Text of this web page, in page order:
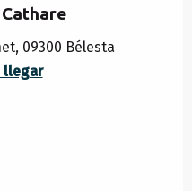
09300 Bélesta
llegar